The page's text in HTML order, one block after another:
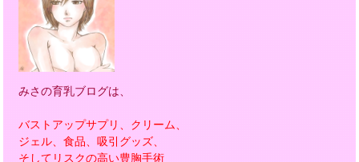
みさの育乳ブログは、
バストアップサプリ、クリーム、
ジェル、食品、吸引グッズ、
そしてリスクの高い豊胸手術